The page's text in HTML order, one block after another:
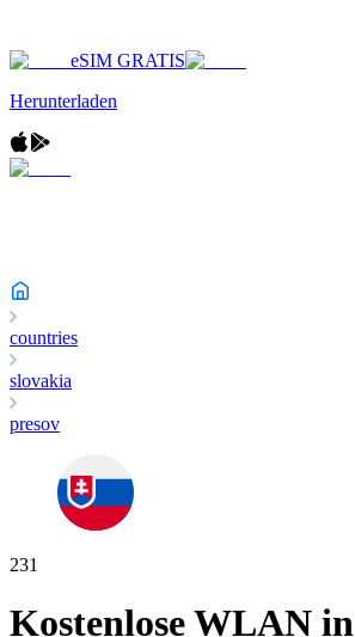
eSIM GRATIS
Herunterladen
countries
slovakia
presov
231
Kostenlose WLAN in